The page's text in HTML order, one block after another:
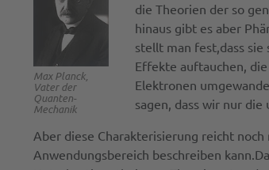
Max Planck,
Vater der
Quanten-
Mechanik
die Theorien der so
hinaus gibt es aber
stellt man fest,dass
Effekte auftauchen,
Elektronen
sagen, dass wir nur
Aber diese Charakterisierung reicht
Anwendungsbereich beschreiben